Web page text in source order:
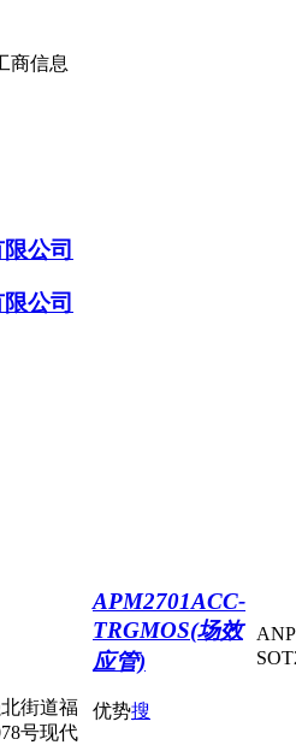
商信息
公司
公司
街道福
号现代
APM2701ACC-
TRGMOS(场效
应管)
优势搜